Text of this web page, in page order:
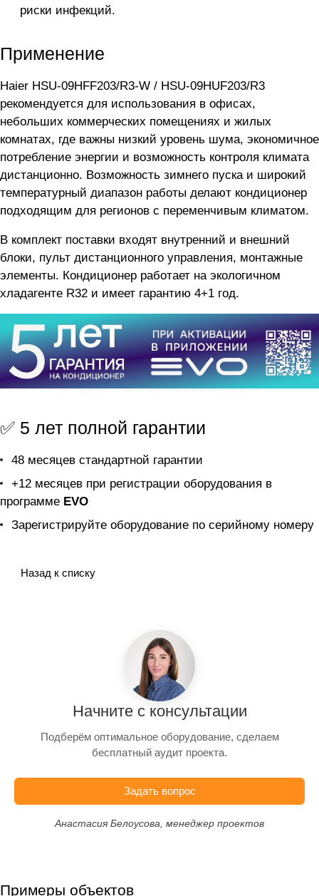
риски инфекций.
Применение
Haier HSU-09HFF203/R3-W / HSU-09HUF203/R3
рекомендуется для использования в офисах,
небольших коммерческих помещениях и жилых
комнатах, где важны низкий уровень шума, экономичное
потребление энергии и возможность контроля климата
дистанционно. Возможность зимнего пуска и широкий
температурный диапазон работы делают кондиционер
подходящим для регионов с переменчивым климатом.
В комплект поставки входят внутренний и внешний
блоки, пульт дистанционного управления, монтажные
элементы. Кондиционер работает на экологичном
хладагенте R32 и имеет гарантию 4+1 год.
✅ 5 лет полной гарантии
48 месяцев стандартной гарантии
+12 месяцев при регистрации оборудования в
программе EVO
Зарегистрируйте оборудование по серийному номеру
Назад к списку
Начните с консультации
Подберём оптимальное оборудование, сделаем
бесплатный аудит проекта.
Задать вопрос
Анастасия Белоусова, менеджер проектов
Примеры объектов